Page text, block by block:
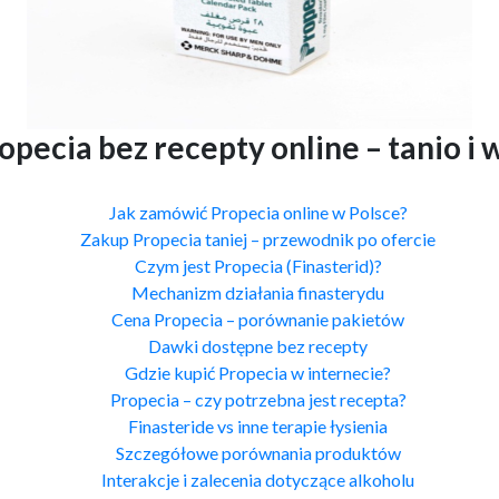
bez recepty online – tanio i
Jak zamówić Propecia online w Polsce?
Zakup Propecia taniej – przewodnik po ofercie
Czym jest Propecia (Finasterid)?
Mechanizm działania finasterydu
Cena Propecia – porównanie pakietów
Dawki dostępne bez recepty
Gdzie kupić Propecia w internecie?
Propecia – czy potrzebna jest recepta?
Finasteride vs inne terapie łysienia
Szczegółowe porównania produktów
Interakcje i zalecenia dotyczące alkoholu